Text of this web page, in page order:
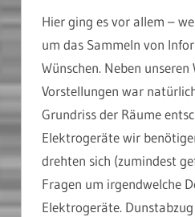
Hier ging es vor allem –
um das Sammeln von
Wünschen. Neben unseren
Vorstellungen war
Grundriss der Räume
Elektrogeräte wir
drehten sich (zumindest
Fragen um irgendwelche
Elektrogeräte.